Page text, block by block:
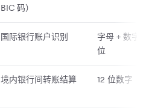
BIC 码）
国际银行账户识别
字母 + 数字，
位
境内银行间转账结算 12 位数字